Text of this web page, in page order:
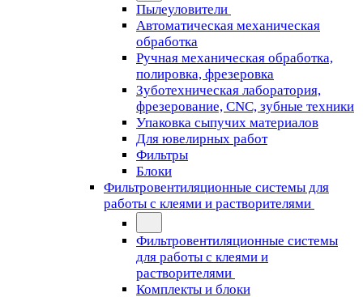
Пылеуловители
Автоматическая механическая
обработка
Ручная механическая обработка,
полировка, фрезеровка
Зуботехническая лаборатория,
фрезерование, CNC, зубные техники
Упаковка сыпучих материалов
Для ювелирных работ
Фильтры
Блоки
Фильтровентиляционные системы для
работы с клеями и растворителями
Фильтровентиляционные системы
для работы с клеями и
растворителями
Комплекты и блоки